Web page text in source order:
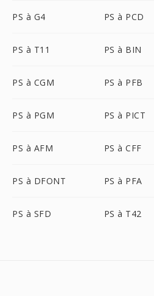
PS à G4 PS à PCD
PS à T11 PS à BIN
PS à CGM PS à PFB
PS à PGM PS à PICT
PS à AFM PS à CFF
PS à DFONT PS à PFA
PS à SFD PS à T42